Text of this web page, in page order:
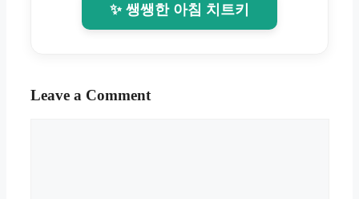
✨ 쌩쌩한 아침 치트키
Leave a Comment